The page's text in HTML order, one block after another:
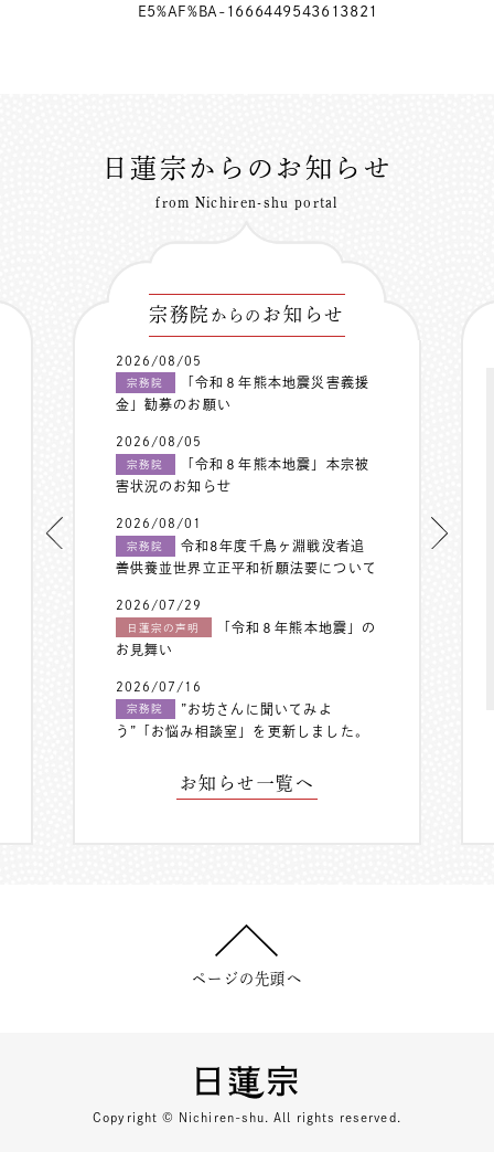
E5%AF%BA-1666449543613821
日蓮宗からのお知らせ
from Nichiren-shu portal
宗務院 からの お知らせ
2026/08/05
宗務院
「令和８年熊本地震災害義援
金」勧募のお願い
2026/08/05
宗務院
「令和８年熊本地震」本宗被
害状況のお知らせ
2026/08/01
宗務院
令和8年度千鳥ヶ淵戦没者追
善供養並世界立正平和祈願法要について
2026/07/29
日蓮宗の声明
「令和８年熊本地震」の
お見舞い
2026/07/16
宗務院
”お坊さんに聞いてみよ
う”「お悩み相談室」を更新しました。
お知らせ一覧へ
ページの先頭へ
Copyright © Nichiren-shu. All rights reserved.